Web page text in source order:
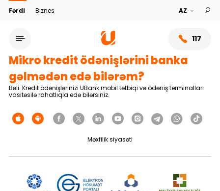
Fərdi Biznes
117
Xidmət şəbəkəsi
Mikro kredit ödənişlərini banka
gəlmədən edə bilərəm?
Bəli. Kredit ödənişlərinizi UBank mobil tətbiqi və ödəniş terminalları
vasitəsilə rahatlıqla edə bilərsiniz.
Məxfilik siyasəti